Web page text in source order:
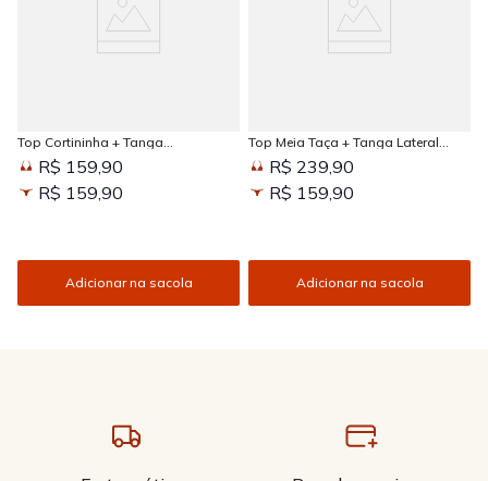
Top Cortininha + Tanga
Amarradinha Estampada Sun
KissedR$ 159,90
R$ 159,90
Adicionar na sacola
Top Meia Taça + Tanga Lateral
Larga Estampada Sun Kissed
R$ 239,90
R$ 159,90
Adicionar na sacola